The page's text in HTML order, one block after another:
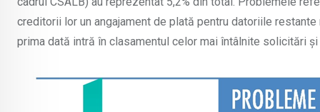
creditorii lor un angajament de plată pentru datoriile
prima dată intră în clasamentul celor mai întâlnite solicitări